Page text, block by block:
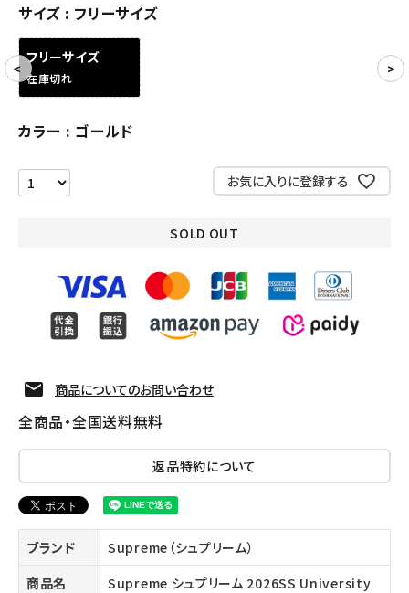
CONTENTS
ACCOUNT MENU
サイズ フリーサイズ
フリーサイズ
在庫切れ
カラー ゴールド
お気に入りに登録する
SOLD OUT
商品についてのお問い合わせ
全商品・全国送料無料
返品特約について
ブランド
Supreme（シュプリーム）
商品名
Supreme シュプリーム 2026SS University